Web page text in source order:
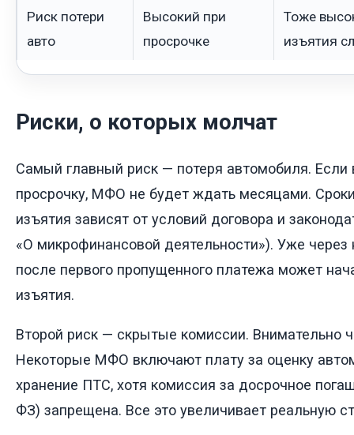
Риск потери
авто
Высокий при
просрочке
Тоже
изъятия
Риски, о которых молчат
Самый главный риск — потеря автомобиля. Если
просрочку, МФО не будет ждать месяцами.
изъятия зависят от условий договора и
«О микрофинансовой деятельности»). Уже через
после первого пропущенного платежа может
изъятия.
Второй риск — скрытые комиссии. Внимательно
Некоторые МФО включают плату за оценку
хранение ПТС, хотя комиссия за досрочное
ФЗ) запрещена. Все это увеличивает реальную